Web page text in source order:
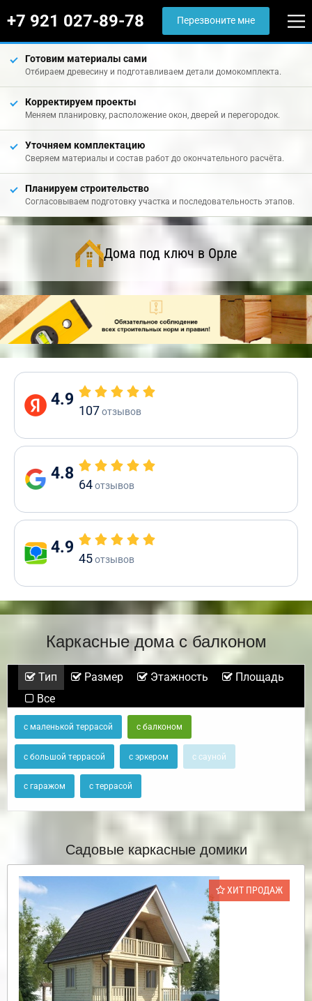
+7 921 027-89-78 Перезвоните мне
Готовим материалы сами
Отбираем древесину и подготавливаем детали домокомплекта.
Корректируем проекты
Меняем планировку, расположение окон, дверей и перегородок.
Уточняем комплектацию
Сверяем материалы и состав работ до окончательного расчёта.
Планируем строительство
Согласовываем подготовку участка и последовательность этапов.
Дома под ключ в Орле
4.9
107отзывов
4.8
64отзывов
4.9
45отзывов
Каркасные дома с балконом
Тип Размер Этажность
Площадь
Все
с маленькой террасой с балконом
с большой террасой с эркером с сауной
с гаражом с террасой
Садовые каркасные домики
ХИТ ПРОДАЖ